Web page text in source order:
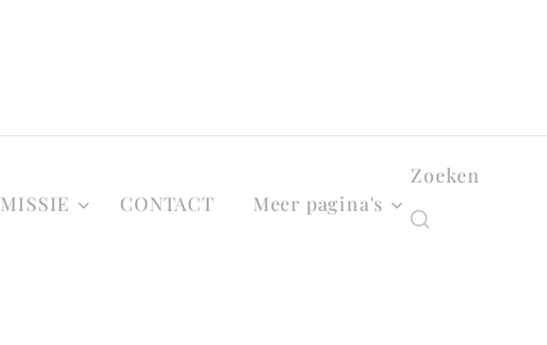
MISSIE CONTACT Meer pagina's
Zoeken